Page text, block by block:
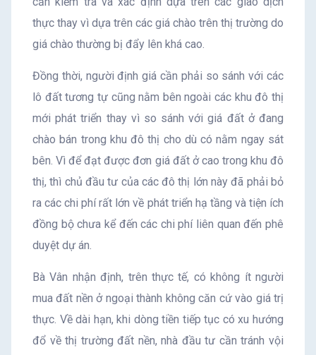
thực thay vì dựa trên các giá chào trên thị trường do
giá chào thường bị đẩy lên khá cao.
Đồng thời, người định giá cần phải so sánh với các
lô đất tương tự cũng nằm bên ngoài các khu đô thị
mới phát triển thay vì so sánh với giá đất ở đang
chào bán trong khu đô thị cho dù có nằm ngay sát
bên. Vì để đạt được đơn giá đất ở cao trong khu đô
thị, thì chủ đầu tư của các đô thị lớn này đã phải bỏ
ra các chi phí rất lớn về phát triển hạ tầng và tiện ích
đồng bộ chưa kể đến các chi phí liên quan đến phê
duyệt dự án.
Bà Vân nhận định, trên thực tế, có không ít người
mua đất nền ở ngoại thành không căn cứ vào giá trị
thực. Về dài hạn, khi dòng tiền tiếp tục có xu hướng
đổ về thị trường đất nền, nhà đầu tư cần tránh vội